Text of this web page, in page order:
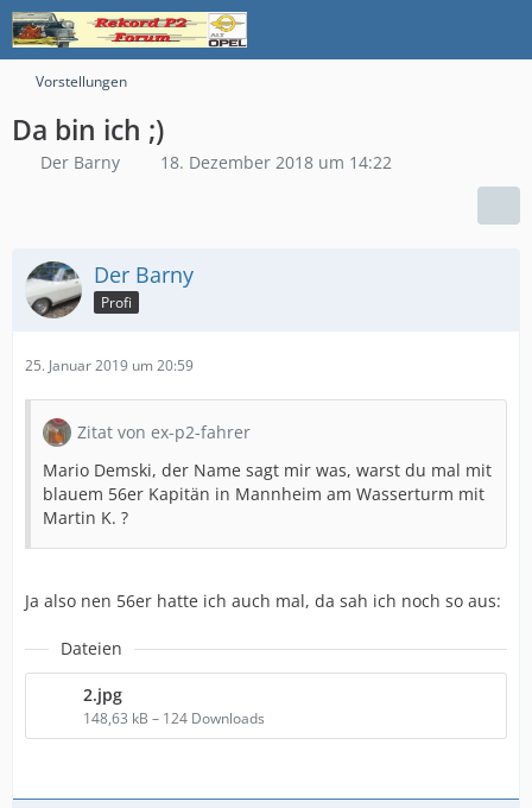
Vorstellungen
Da bin ich ;)
Der Barny 18. Dezember 2018 um 14:22
Der Barny
Profi
25. Januar 2019 um 20:59
Zitat von ex-p2-fahrer
Mario Demski, der Name sagt mir was, warst du mal mit
blauem 56er Kapitän in Mannheim am Wasserturm mit
Martin K. ?
Ja also nen 56er hatte ich auch mal, da sah ich noch so aus:
Dateien
2.jpg
148,63 kB – 124 Downloads